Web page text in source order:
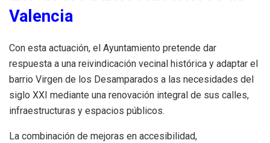
Valencia
Con esta actuación, el Ayuntamiento pretende dar
respuesta a una reivindicación vecinal histórica y adaptar el
barrio Virgen de los Desamparados a las necesidades del
siglo XXI mediante una renovación integral de sus calles,
infraestructuras y espacios públicos.
La combinación de mejoras en accesibilidad,